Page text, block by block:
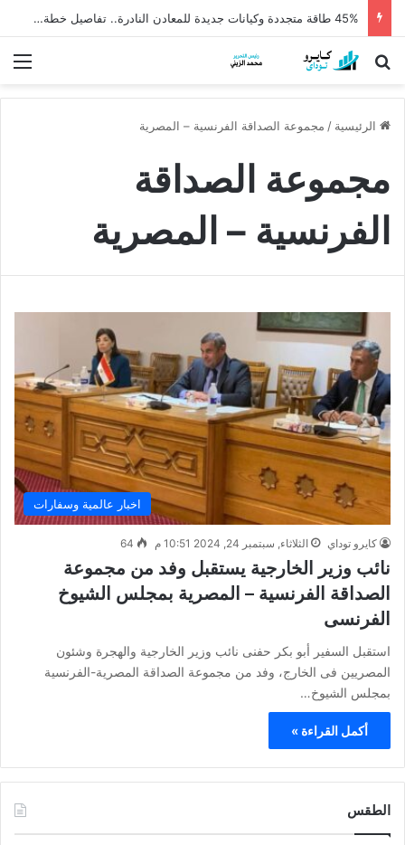
45% طاقة متجددة وكيانات جديدة للمعادن النادرة.. تفاصيل خطة الكهرباء والتخطيط لتعظيم استثمارات مصر
بحث عن
الرئيسية / مجموعة الصداقة الفرنسية – المصرية
مجموعة الصداقة
الفرنسية – المصرية
اخبار عالمية وسفارات
كايرو توداي الثلاثاء, سبتمبر 24, 2024 10:51 م 64
نائب وزير الخارجية يستقبل وفد من مجموعة
الصداقة الفرنسية – المصرية بمجلس الشيوخ
الفرنسى
استقبل السفير أبو بكر حفنى نائب وزير الخارجية والهجرة وشئون
المصريين فى الخارج، وفد من مجموعة الصداقة المصرية-الفرنسية
بمجلس الشيوخ…
أكمل القراءة »
الطقس